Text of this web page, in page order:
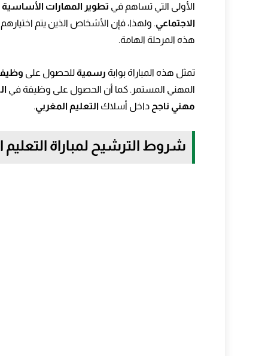
الأولى التي تساهم في تطوير المهارات الأساسية
الاجتماعي. ولهذا، فإن الأشخاص الذين يتم
هذه المرحلة الهامة.
تمثل هذه المباراة بوابة رسميةللحصول على
المهني المستمر. كما أن الحصول على وظيفة في
مهني ناجح داخل أسلاك التعليم المغربي.
شروط الترشيح لمباراة التعليم